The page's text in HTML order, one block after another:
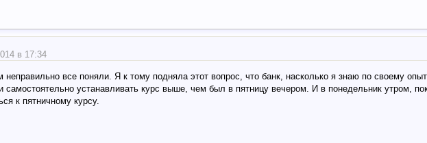
в 17:34
неправильно все поняли. Я к тому подняла этот вопрос, что банк, насколько я знаю по своему
самостоятельно устанавливать курс выше, чем был в пятницу вечером. И в понедельник утром,
к пятничному курсу.